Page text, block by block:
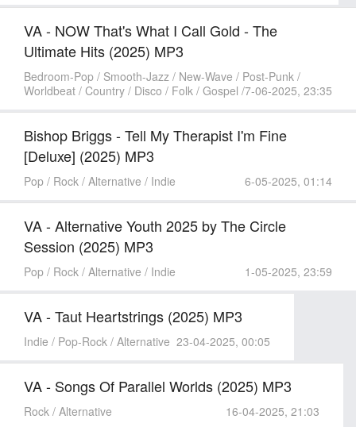
VA - NOW That's What I Call Gold - The
Ultimate Hits (2025) MP3
Bedroom-Pop / Smooth-Jazz / New-Wave / Post-Punk /
Worldbeat / Country / Disco / Folk / Gospel /7-06-2025, 23:35
Bishop Briggs - Tell My Therapist I'm Fine
[Deluxe] (2025) MP3
Pop / Rock / Alternative / Indie 6-05-2025, 01:14
VA - Alternative Youth 2025 by The Circle
Session (2025) MP3
Pop / Rock / Alternative / Indie 1-05-2025, 23:59
VA - Taut Heartstriпgs (2025) MP3
Indie / Pop-Rock / Alternative 23-04-2025, 00:05
VA - Songs Of Parallel Worlds (2025) MP3
Rock / Alternative 16-04-2025, 21:03